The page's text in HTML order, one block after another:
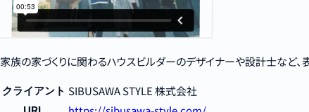
家族の家づくりに関わるハウスビルダーのデザイナーや設計士など、
クライアント SIBUSAWA STYLE 株式会社